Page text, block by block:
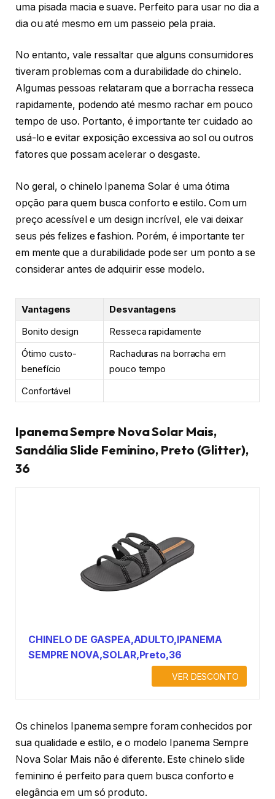
uma pisada macia e suave. Perfeito para usar no dia a
dia ou até mesmo em um passeio pela praia.
No entanto, vale ressaltar que alguns consumidores
tiveram problemas com a durabilidade do chinelo.
Algumas pessoas relataram que a borracha resseca
rapidamente, podendo até mesmo rachar em pouco
tempo de uso. Portanto, é importante ter cuidado ao
usá-lo e evitar exposição excessiva ao sol ou outros
fatores que possam acelerar o desgaste.
No geral, o chinelo Ipanema Solar é uma ótima
opção para quem busca conforto e estilo. Com um
preço acessível e um design incrível, ele vai deixar
seus pés felizes e fashion. Porém, é importante ter
em mente que a durabilidade pode ser um ponto a se
considerar antes de adquirir esse modelo.
Vantagens
Desvantagens
Bonito design
Resseca rapidamente
Ótimo custo-
benefício
Rachaduras na borracha em
pouco tempo
Confortável
Ipanema Sempre Nova Solar Mais,
Sandália Slide Feminino, Preto (Glitter),
36
CHINELO DE GASPEA,ADULTO,IPANEMA
SEMPRE NOVA,SOLAR,Preto,36
VER DESCONTO
Os chinelos Ipanema sempre foram conhecidos por
sua qualidade e estilo, e o modelo Ipanema Sempre
Nova Solar Mais não é diferente. Este chinelo slide
feminino é perfeito para quem busca conforto e
elegância em um só produto.